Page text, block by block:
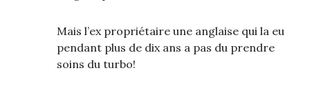
Mais l’ex propriétaire une anglaise qui la eu
pendant plus de dix ans a pas du prendre
soins du turbo!